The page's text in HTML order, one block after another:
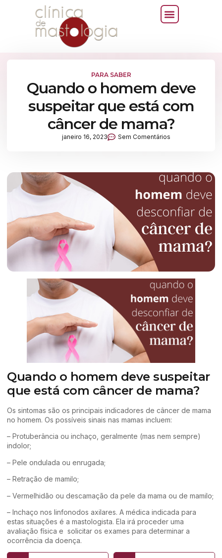
PARA SABER
Quando o homem deve
suspeitar que está com
câncer de mama?
janeiro 16, 2023 Sem Comentários
Quando o homem deve suspeitar
que está com câncer de mama?
Os sintomas são os principais indicadores de câncer de mama
no homem. Os possíveis sinais nas mamas incluem:
– Protuberância ou inchaço, geralmente (mas nem sempre)
indolor;
– Pele ondulada ou enrugada;
– Retração de mamilo;
– Vermelhidão ou descamação da pele da mama ou de mamilo;
– Inchaço nos linfonodos axilares. A médica indicada para
estas situações é a mastologista. Ela irá proceder uma
avaliação física e solicitar os exames para determinar a
ocorrência da doença.